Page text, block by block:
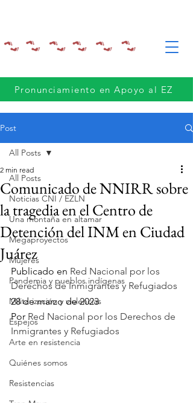
Pronunciamiento en Apoyo al EZ
Post
All Posts
Noticias CNI / EZLN
Una montaña en altamar
Megaproyectos
Mujeres
Pandemia y pueblos indígenas
Militarización y violencias
Espejos
Arte en resistencia
Quiénes somos
Resistencias
All Posts
Comunicado de NNIRR sobre
la tragedia en el Centro de
Detención del INM en Ciudad
Juárez
2 min read
Publicado en Red Nacional por los
Derechos de Inmigrantes y Refugiados
28 de marzo de 2023
Por Red Nacional por los Derechos de
Inmigrantes y Refugiados